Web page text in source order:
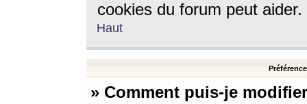
cookies du forum peut aider.
Haut
» Comment puis-je